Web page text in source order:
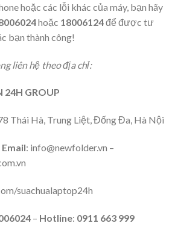
hoặc các lỗi khác của máy, bạn hãy
hoặc 18006124để được tư
bạn thành công!
liên hệ theo địa chỉ:
24H GROUP
Thái Hà, Trung Liệt, Đống Đa, Hà Nội
Email: info@newfolder.vn –
suachualaptop24h
– Hotline: 0911 663 999